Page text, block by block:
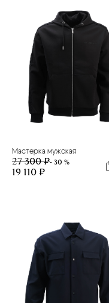
Мастерка мужская
27 300 ₽- 30 %
19 110 ₽